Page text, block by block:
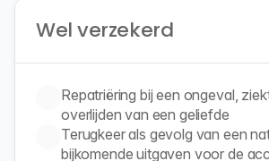
Wel verzekerd
Repatriëring bij een ongeval,
Terugkeer als gevolg van een